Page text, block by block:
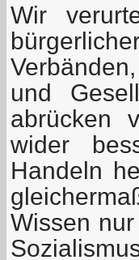
Wir
und
abrücken
wider
Handeln
Wissen